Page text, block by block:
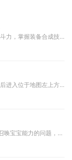
想要在传奇霸主中提升自己的战斗力，掌握装备合成技巧是必不可少的一环。在合成装备前，我们需要先收集各种合成材料，这些材料可以通过完成任务、挑战BOSS、参与游戏活动等多种
首先玩家需要传送到封魔谷，然后进入位于地图左上方向的封魔矿区。封魔矿区是通往封魔殿的必经起始点，这个区域包含多个相连的地图，需要按照特定顺序通过。从封魔矿区出发，
关于传奇4中道士职业是否拥有召唤宝宝能力的问题，根据实际游戏设定来看，道士在传奇4中并未延续传统设定中的召唤能力。与早期版本相比，道士职业的核心技能发生了显著调整，其